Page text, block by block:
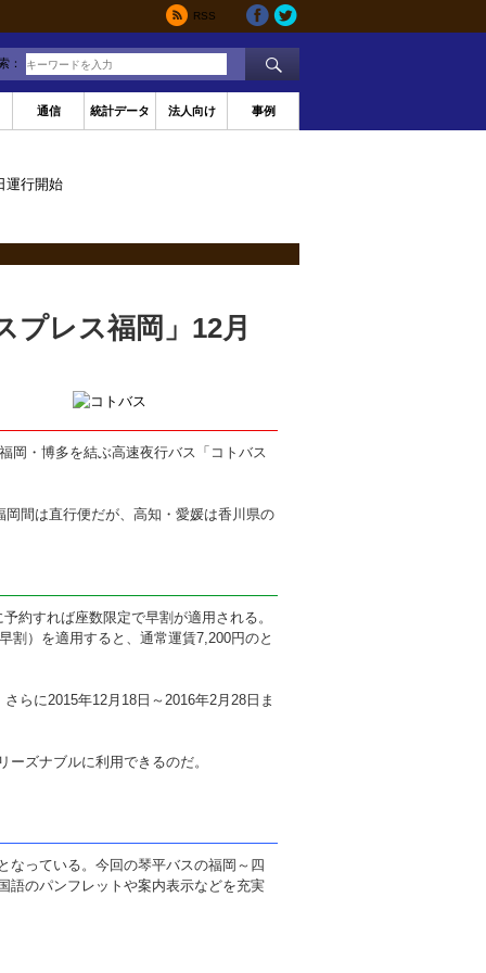
RSS
：
通信 統計データ 法人向け 事例
運行開始
プレス福岡」12月
岡・博多を結ぶ高速夜行バス「コトバス
岡間は直行便だが、高知・愛媛は香川県の
約すれば座数限定で早割が適用される。
割）を適用すると、通常運賃7,200円のと
らに2015年12月18日～2016年2月28日ま
ズナブルに利用できるのだ。
なっている。今回の琴平バスの福岡～四
語のパンフレットや案内表示などを充実